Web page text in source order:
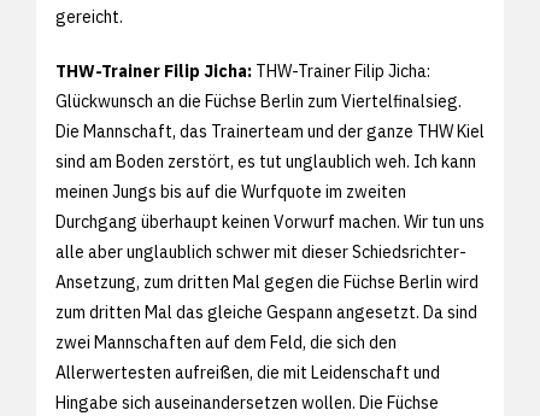
gereicht.
THW-Trainer Filip Jicha: THW-Trainer Filip Jicha:
Glückwunsch an die Füchse Berlin zum Viertelfinalsieg.
Die Mannschaft, das Trainerteam und der ganze THW Kiel
sind am Boden zerstört, es tut unglaublich weh. Ich kann
meinen Jungs bis auf die Wurfquote im zweiten
Durchgang überhaupt keinen Vorwurf machen. Wir tun uns
alle aber unglaublich schwer mit dieser Schiedsrichter-
Ansetzung, zum dritten Mal gegen die Füchse Berlin wird
zum dritten Mal das gleiche Gespann angesetzt. Da sind
zwei Mannschaften auf dem Feld, die sich den
Allerwertesten aufreißen, die mit Leidenschaft und
Hingabe sich auseinandersetzen wollen. Die Füchse